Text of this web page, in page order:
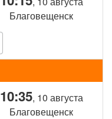
Благовещенск
10:35, 10 августа
Благовещенск